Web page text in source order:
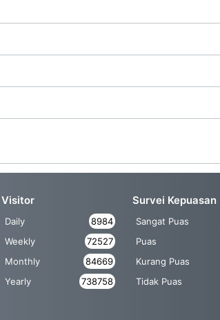
Visitor
Daily
8984
Weekly
72527
Monthly
84669
Yearly
738758
Survei Kepuasan
Sangat Puas
Puas
Kurang Puas
Tidak Puas